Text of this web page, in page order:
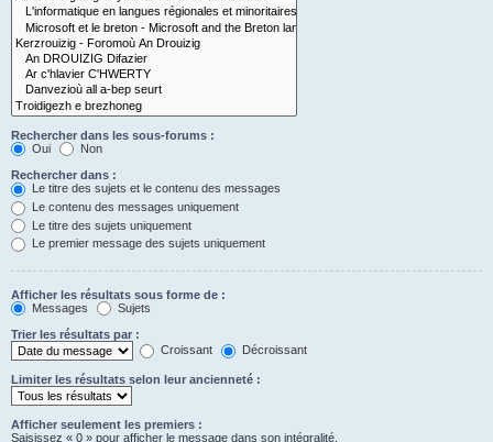
Rechercher dans les sous-forums :
Oui
Non
Rechercher dans :
Le titre des sujets et le contenu des messages
Le contenu des messages uniquement
Le titre des sujets uniquement
Le premier message des sujets uniquement
Afficher les résultats sous forme de :
Messages
Sujets
Trier les résultats par :
Croissant
Décroissant
Limiter les résultats selon leur ancienneté :
Afficher seulement les premiers :
Saisissez « 0 » pour afficher le message dans son intégralité.